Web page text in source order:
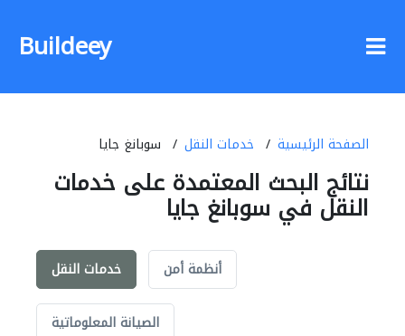
Buildeey
الصفحة الرئيسية خدمات النقل سوبانغ جايا
نتائج البحث المعتمدة على خدمات
النقل في سوبانغ جايا
خدمات النقل أنظمة أمن
الصيانة المعلوماتية